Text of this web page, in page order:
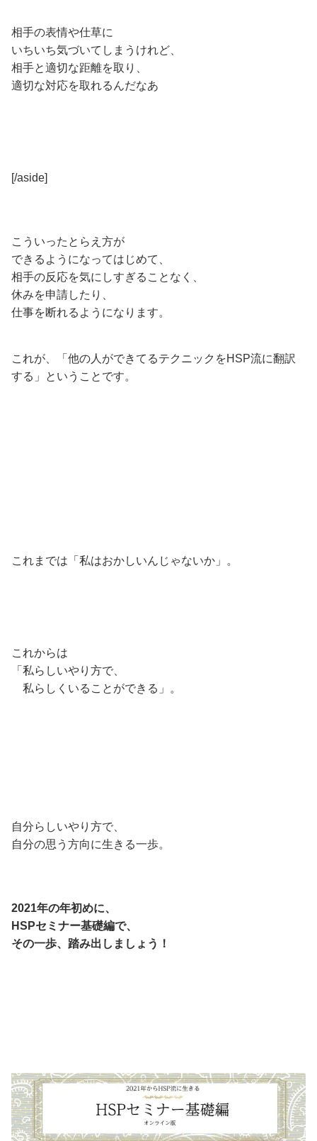
相手の表情や仕草に
いちいち気づいてしまうけれど、
相手と適切な距離を取り、
適切な対応を取れるんだなあ
[/aside]
こういったとらえ方が
できるようになってはじめて、
相手の反応を気にしすぎることなく、
休みを申請したり、
仕事を断れるようになります。
これが、「他の人ができてるテクニックをHSP流に翻訳
する」ということです。
これまでは「私はおかしいんじゃないか」。
これからは
「私らしいやり方で、
私らしくいることができる」。
自分らしいやり方で、
自分の思う方向に生きる一歩。
2021年の年初めに、
HSPセミナー基礎編で、
その一歩、踏み出しましょう！